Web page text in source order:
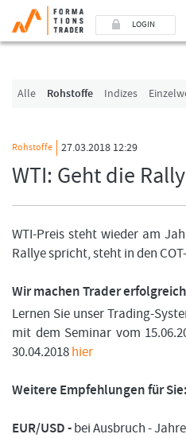
LOGIN
Alle Rohstoffe Indizes
Rohstoffe 27.03.2018 12:29
WTI: Geht die
WTI-Preis steht wieder am
Rallye spricht, steht in den
Wir machen Trader
Lernen Sie unser Trading-
mit dem Seminar vom
30.04.2018hier
Weitere Empfehlungen für Sie:
EUR/USD -bei Ausbruch -
Benutzer (E-Mail-Adresse in
Angemeldet bleiben
Passwort vergessen
Ich bin neu, und jetzt?
Das Formationstrader Programm
„Formationstrader werden“, und